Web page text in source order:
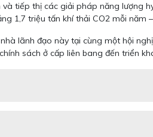
tiếp thị các giải pháp năng lượng
1,7 triệu tấn khí thải CO2 mỗi năm
lãnh đạo này tại cùng một hội
sách ở cấp liên bang đến triển